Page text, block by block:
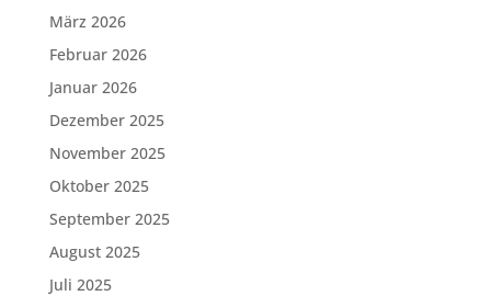
März 2026
Februar 2026
Januar 2026
Dezember 2025
November 2025
Oktober 2025
September 2025
August 2025
Juli 2025